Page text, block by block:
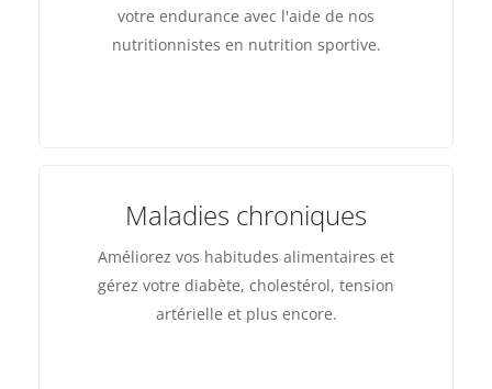
votre endurance avec l'aide de nos
nutritionnistes en nutrition sportive.
Maladies chroniques
Améliorez vos habitudes alimentaires et
gérez votre diabète, cholestérol, tension
artérielle et plus encore.